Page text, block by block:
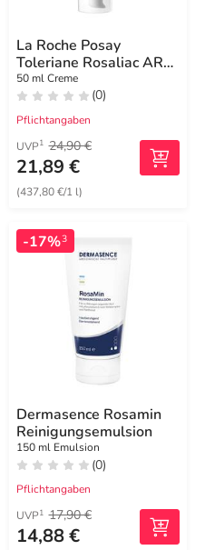
La Roche Posay
Toleriane Rosaliac AR
LSF30 Creme
50 ml Creme
(0)
Pflichtangaben
UVP1 24,90 €
21,89 €
(437,80 €/1 l)
-17%3
Dermasence Rosamin
Reinigungsemulsion
150 ml Emulsion
(0)
Pflichtangaben
UVP1 17,90 €
14,88 €